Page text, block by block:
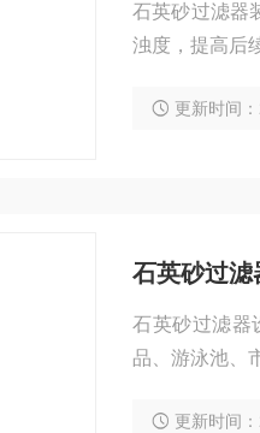
石英砂过滤器
浊度，提高后
更新时间
石英砂过滤
石英砂过滤器
品、游泳池、
更新时间